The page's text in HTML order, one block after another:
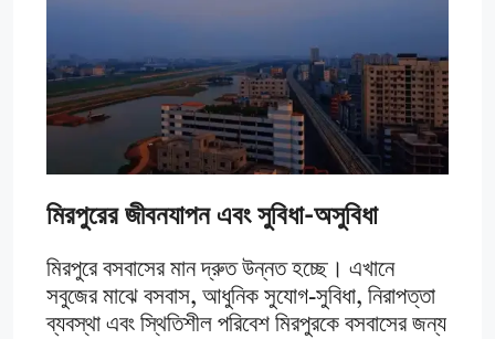
মিরপুরের জীবনযাপন এবং সুবিধা-অসুবিধা
মিরপুরে বসবাসের মান দ্রুত উন্নত হচ্ছে। এখানে
সবুজের মাঝে বসবাস, আধুনিক সুযোগ-সুবিধা, নিরাপত্তা
ব্যবস্থা এবং স্থিতিশীল পরিবেশ মিরপুরকে বসবাসের জন্য